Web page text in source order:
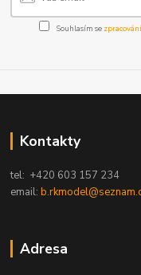
Souhlasím se
Kontakty
tel: +420 603 157 234
email:
Adresa